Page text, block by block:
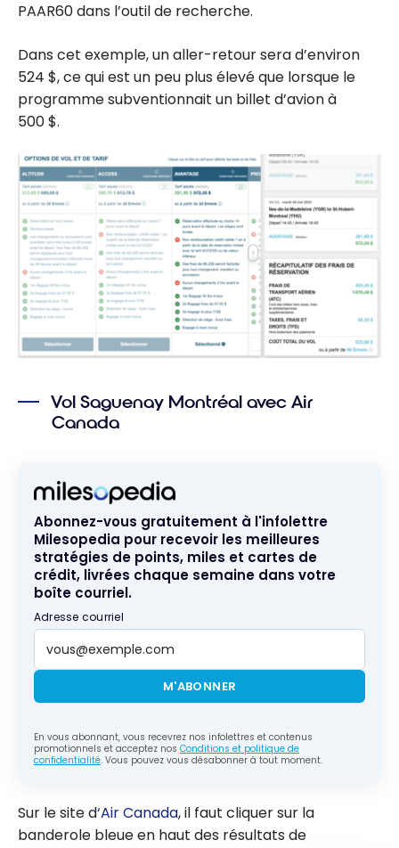
PAAR60 dans l’outil de recherche.
Dans cet exemple, un aller-retour sera d’environ
524 $, ce qui est un peu plus élevé que lorsque le
programme subventionnait un billet d’avion à
500 $.
Vol Saguenay Montréal avec Air
Canada
Abonnez-vous gratuitement à l'infolettre
Milesopedia pour recevoir les meilleures
stratégies de points, miles et cartes de
crédit, livrées chaque semaine dans votre
boîte courriel.
Adresse courriel
M'ABONNER
En vous abonnant, vous recevrez nos infolettres et contenus
promotionnels et acceptez nos Conditions et politique de
confidentialité. Vous pouvez vous désabonner à tout moment.
Sur le site d‘Air Canada, il faut cliquer sur la
banderole bleue en haut des résultats de